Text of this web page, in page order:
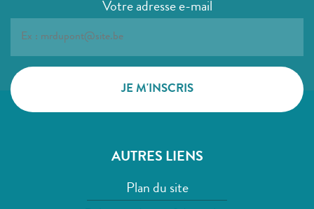
Votre adresse e-mail
AUTRES LIENS
Plan du site